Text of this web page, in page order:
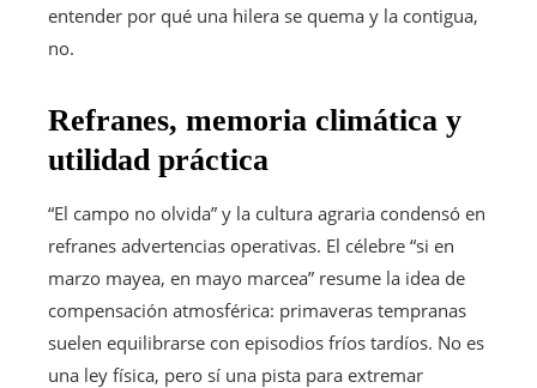
entender por qué una hilera se quema y la contigua,
no.
Refranes, memoria climática y
utilidad práctica
“El campo no olvida” y la cultura agraria condensó en
refranes advertencias operativas. El célebre “si en
marzo mayea, en mayo marcea” resume la idea de
compensación atmosférica: primaveras tempranas
suelen equilibrarse con episodios fríos tardíos. No es
una ley física, pero sí una pista para extremar